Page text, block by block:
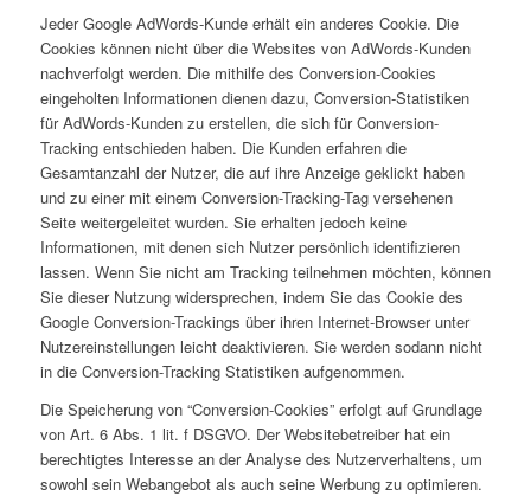
Jeder Google AdWords-Kunde erhält ein anderes Cookie. Die
Cookies können nicht über die Websites von AdWords-Kunden
nachverfolgt werden. Die mithilfe des Conversion-Cookies
eingeholten Informationen dienen dazu, Conversion-Statistiken
für AdWords-Kunden zu erstellen, die sich für Conversion-
Tracking entschieden haben. Die Kunden erfahren die
Gesamtanzahl der Nutzer, die auf ihre Anzeige geklickt haben
und zu einer mit einem Conversion-Tracking-Tag versehenen
Seite weitergeleitet wurden. Sie erhalten jedoch keine
Informationen, mit denen sich Nutzer persönlich identifizieren
lassen. Wenn Sie nicht am Tracking teilnehmen möchten, können
Sie dieser Nutzung widersprechen, indem Sie das Cookie des
Google Conversion-Trackings über ihren Internet-Browser unter
Nutzereinstellungen leicht deaktivieren. Sie werden sodann nicht
in die Conversion-Tracking Statistiken aufgenommen.
Die Speicherung von “Conversion-Cookies” erfolgt auf Grundlage
von Art. 6 Abs. 1 lit. f DSGVO. Der Websitebetreiber hat ein
berechtigtes Interesse an der Analyse des Nutzerverhaltens, um
sowohl sein Webangebot als auch seine Werbung zu optimieren.